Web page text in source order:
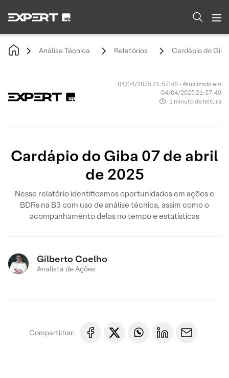
Análise Técnica Relatórios Cardápio do
04/04/2025 21:57:48 • Atualizado em
04/04/2025 21:57:49
1 minuto de leitura
Cardápio do Giba 07 de abril
de 2025
Nesse relatório identificamos oportunidades em ações e
BDRs na B3 com uso de análise técnica, assim como o
acompanhamento delas no tempo e estatísticas
Gilberto Coelho
Analista de Ações
Compartilhar: